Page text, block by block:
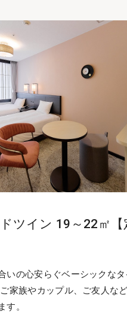
ツイン 19～22㎡【
いの心安らぐベーシックなタ
家族やカップル、ご友人な
す。